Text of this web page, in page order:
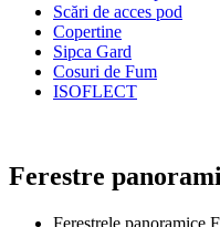
Scări de acces pod
Copertine
Sipca Gard
Cosuri de Fum
ISOFLECT
Ferestre
Ferestrele panoramice